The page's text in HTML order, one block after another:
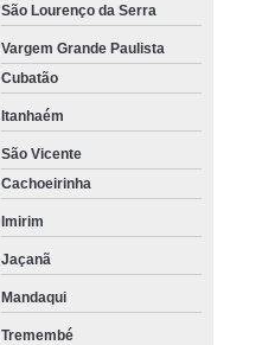
São Lourenço da Serra
Vargem Grande Paulista
Cubatão
Itanhaém
São Vicente
Cachoeirinha
Imirim
Jaçanã
Mandaqui
Tremembé